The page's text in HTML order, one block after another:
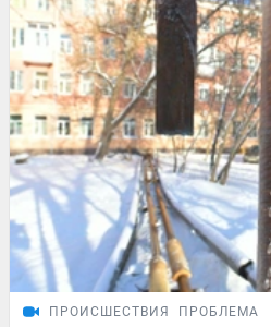
ПРОИСШЕСТВИЯ ПРОБЛЕМА